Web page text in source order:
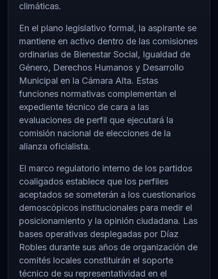
climáticas.
En el plano legislativo formal, la aspirante se
mantiene en activo dentro de las comisiones
ordinarias de Bienestar Social, Igualdad de
Género, Derechos Humanos y Desarrollo
Municipal en la Cámara Alta. Estas
funciones normativas complementan el
expediente técnico de cara a las
evaluaciones de perfil que ejecutará la
comisión nacional de elecciones de la
alianza oficialista.
El marco regulatorio interno de los partidos
coaligados establece que los perfiles
aceptados se someterán a los cuestionarios
demoscópicos institucionales para medir el
posicionamiento y la opinión ciudadana. Las
bases operativas desplegadas por Díaz
Robles durante sus años de organización de
comités locales constituirán el soporte
técnico de su representatividad en el